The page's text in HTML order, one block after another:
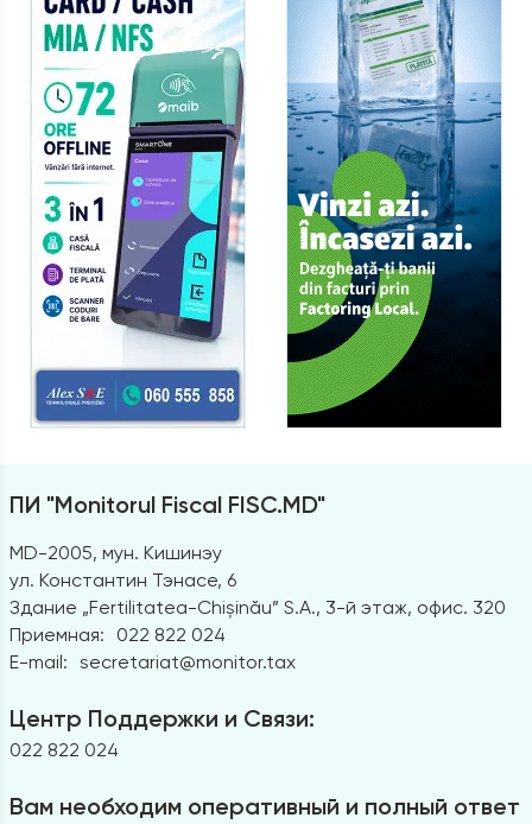
ПИ "Monitorul Fiscal FISC.MD"
MD-2005, мун. Кишинэу
ул. Константин Тэнасе, 6
Здание „Fertilitatea-Chișinău” S.A., 3-й этаж, офис. 320
Приемная:
022 822 024
E-mail: secretariat@monitor.tax
Центр Поддержки и Связи:
022 822 024
Вам необходим оперативный и полный ответ